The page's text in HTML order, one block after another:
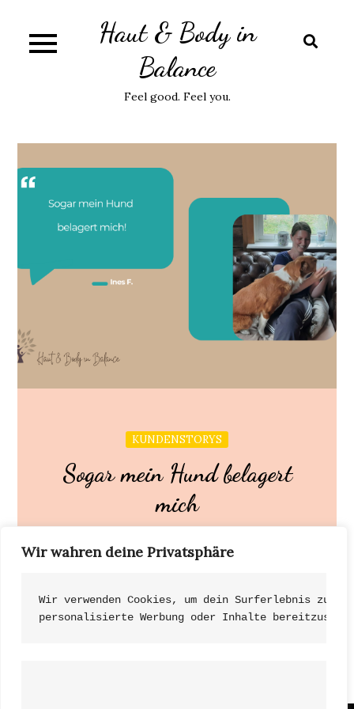
Wir wahren deine Privatsphäre
Wir verwenden Cookies, um dein Surferlebnis zu
personalisierte Werbung oder Inhalte
content
Haut & Body in
Balance
Feel good. Feel you.
KUNDENSTORYS
Sogar mein Hund belagert
mich